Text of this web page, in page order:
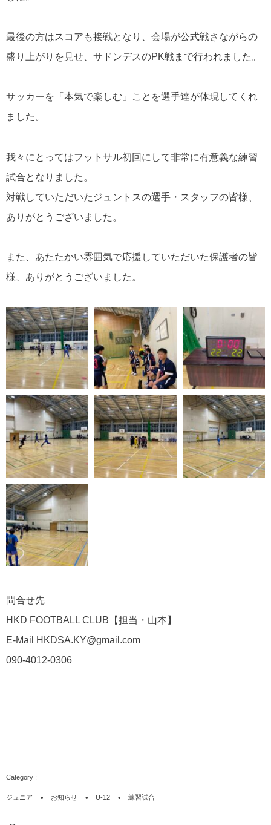
最後の方はスコアも接戦となり、会場が公式戦さながらの
盛り上がりを見せ、サドンデスのPK戦まで行われました。
サッカーを「本気で楽しむ」ことを選手達が体現してくれ
ました。
我々にとってはフットサル初回にして非常に有意義な練習
試合となりました。
対戦していただいたジュントスの選手・スタッフの皆様、
ありがとうございました。
また、あたたかい雰囲気で応援していただいた保護者の皆
様、ありがとうございました。
問合せ先
HKD FOOTBALL CLUB 【担当・山本】
E-Mail HKDSA.KY@gmail.com
090-4012-0306
ジュニア お知らせ U-12 練習試合